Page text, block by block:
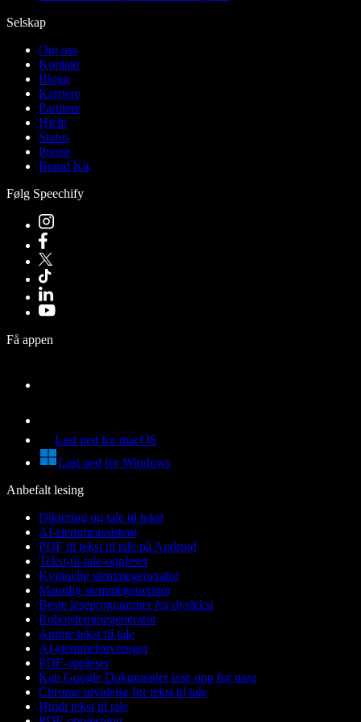
Selskap
Om oss
Kontakt
Blogg
Karriere
Partnere
Hjelp
Status
Presse
Brand Kit
Følg Speechify
Få appen
Last ned for macOS
Last ned for Windows
Anbefalt lesing
Diktering og tale til tekst
AI-stemmeassistent
PDF til tekst til tale på Android
Tekst-til-tale-oppleser
Kvinnelig stemmegenerator
Mannlig stemmegenerator
Beste leseprogrammer for dysleksi
Robotstemmegenerator
Anime-tekst til tale
AI-stemmeforvrenger
PDF-oppleser
Kan Google Dokumenter lese opp for meg
Chrome-utvidelse for tekst til tale
Hindi tekst til tale